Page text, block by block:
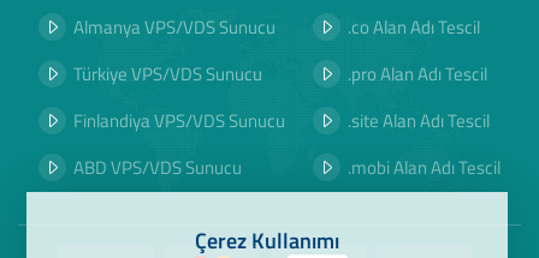
Almanya VPS/VDS Sunucu
Türkiye VPS/VDS Sunucu
Finlandiya VPS/VDS Sunucu
ABD VPS/VDS Sunucu
.co Alan Adı Tescil
.pro Alan Adı Tescil
.site Alan Adı Tescil
.mobi Alan Adı Tescil
Çerez Kullanımı